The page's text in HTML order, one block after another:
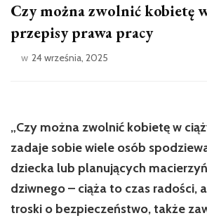
Czy można zwolnić kobietę
przepisy prawa pracy
w 24 września, 2025
„Czy można zwolnić kobietę w
zadaje sobie wiele osób
dziecka lub planujących
dziwnego – ciąża to czas radości,
troski o bezpieczeństwo, także